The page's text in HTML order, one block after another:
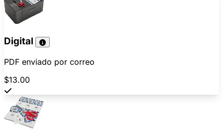
Digital
PDF enviado por correo
$13.00